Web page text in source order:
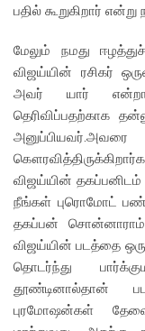
பதில் கூறுகிறார் என்று
மேலும் நமது
விஜய்யின் ரசிகர்
அவர் யார்
தெரிவிப்பதற்காக
விஜய்யின் தகப்பனிடம்
நீங்கள் புரொமோட்
தகப்பன்
விஜய்யின் படத்தை
தொடர்ந்து
தூண்டினால்தான்
புரமோஷன்கள்